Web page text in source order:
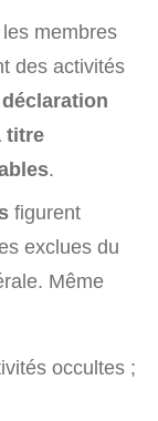
membres
des activités
titre
.
figurent
exclues du
Même
occultes ;